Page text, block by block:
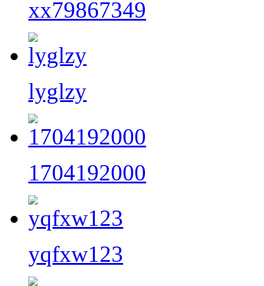
xx79867349
lyglzy
1704192000
yqfxw123